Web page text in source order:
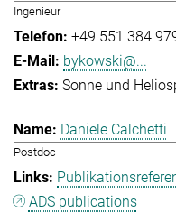
Ingenieur
+49 551 384
bykowski@...
Sonne und
Daniele Calchetti
Postdoc
ADS publications